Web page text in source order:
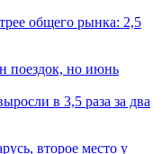
общего рынка: 2,5
в 3,5 раза за два
второе место у